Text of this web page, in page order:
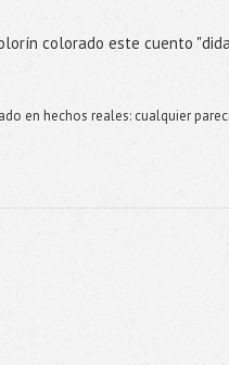
colorado este cuento
en hechos reales: cualquier